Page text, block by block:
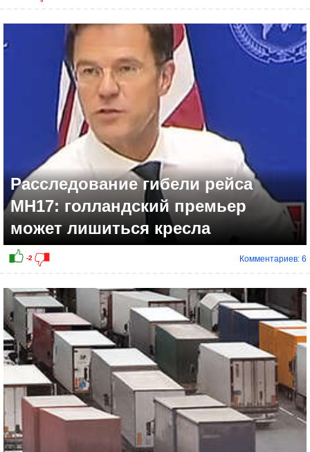
+8
Расследование гибели рейса
МН17: голландский премьер
может лишиться кресла
Комментариев: 6